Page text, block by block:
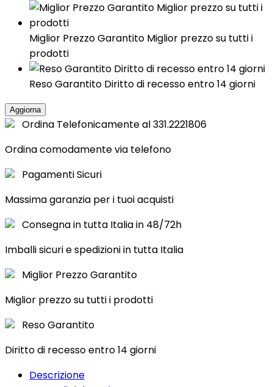
Miglior Prezzo Garantito Miglior prezzo su tutti i
prodotti
Reso Garantito Diritto di recesso entro 14 giorni
Ordina Telefonicamente al 331.2221806
Ordina comodamente via telefono
Pagamenti Sicuri
Massima garanzia per i tuoi acquisti
Consegna in tutta Italia in 48/72h
Imballi sicuri e spedizioni in tutta Italia
Miglior Prezzo Garantito
Miglior prezzo su tutti i prodotti
Reso Garantito
Diritto di recesso entro 14 giorni
Descrizione